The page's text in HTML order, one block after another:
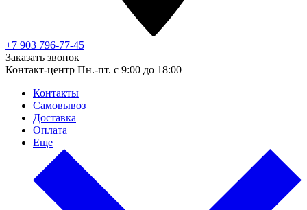
+7 903 796-77-45
Заказать звонок
Контакт-центр Пн.-пт. с 9:00 до 18:00
Контакты
Самовывоз
Доставка
Оплата
Еще